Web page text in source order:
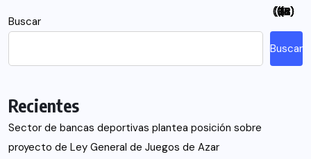
Buscar
Buscar
Recientes
Sector de bancas deportivas plantea posición sobre
proyecto de Ley General de Juegos de Azar
(5)
(26)
(21)
(12)
(7)
(94)
(48)
(115)
(26)
(18)
(2)
(6)